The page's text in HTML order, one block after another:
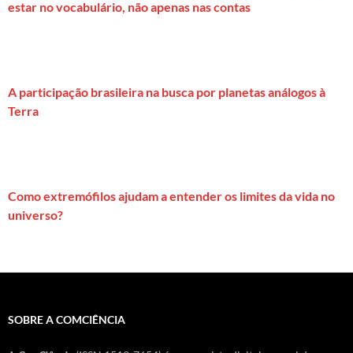
estar no vocabulário, não apenas nas contas
A participação brasileira na busca por planetas análogos à
Terra
Como extremófilos ajudam a entender os limites da vida no
universo?
SOBRE A COMCIÊNCIA